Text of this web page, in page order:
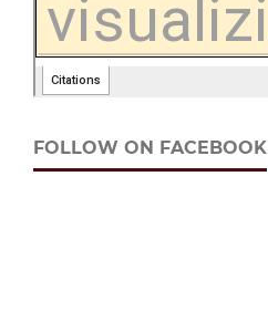
FOLLOW ON FACEBOOK